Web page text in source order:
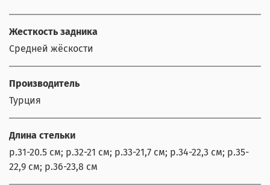
Жесткость задника
Средней жёскости
Производитель
Турция
Длина стельки
р.31-20.5 см; р.32-21 см; р.33-21,7 см; р.34-22,3 см; р.35-
22,9 см; р.36-23,8 см